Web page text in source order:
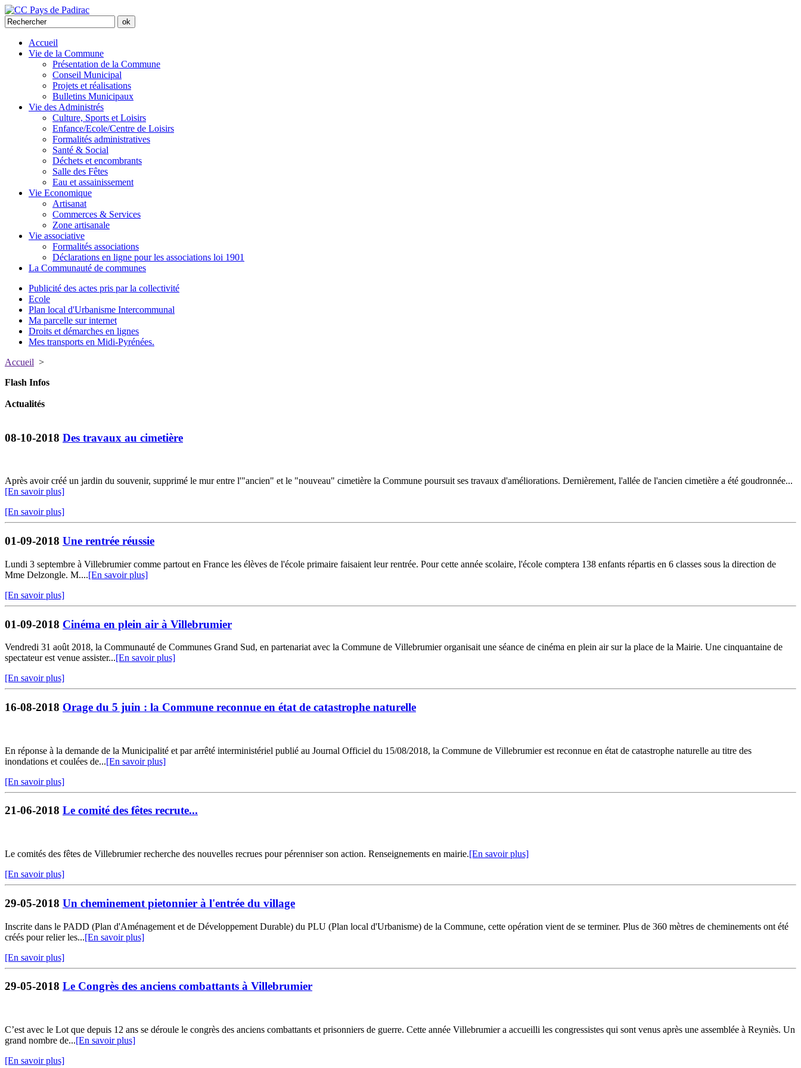
Accueil
Vie de la Commune
Présentation de la Commune
Conseil Municipal
Projets et réalisations
Bulletins Municipaux
Vie des Administrés
Culture, Sports et Loisirs
Enfance/Ecole/Centre de Loisirs
Formalités administratives
Santé & Social
Déchets et encombrants
Salle des Fêtes
Eau et assainissement
Vie Economique
Artisanat
Commerces & Services
Zone artisanale
Vie associative
Formalités associations
Déclarations en ligne pour les associations loi 1901
La Communauté de communes
Publicité des actes pris par la collectivité
Ecole
Plan local d'Urbanisme Intercommunal
Ma parcelle sur internet
Droits et démarches en lignes
Mes transports en Midi-Pyrénées.
Accueil >
Flash Infos
Actualités
08-10-2018 Des travaux au cimetière
Après avoir créé un jardin du souvenir, supprimé le mur entre l'"ancien" et le "nouveau" cimetière la Commune poursuit ses travaux d'améliorations. Dernièrement, l'allée de l'ancien cimetière a été goudronnée...
[En savoir plus]
[En savoir plus]
01-09-2018 Une rentrée réussie
Lundi 3 septembre à Villebrumier comme partout en France les élèves de l'école primaire faisaient leur rentrée. Pour cette année scolaire, l'école comptera 138 enfants répartis en 6 classes sous la direction de
Mme Delzongle. M....[En savoir plus]
[En savoir plus]
01-09-2018 Cinéma en plein air à Villebrumier
Vendredi 31 août 2018, la Communauté de Communes Grand Sud, en partenariat avec la Commune de Villebrumier organisait une séance de cinéma en plein air sur la place de la Mairie. Une cinquantaine de
spectateur est venue assister...[En savoir plus]
[En savoir plus]
16-08-2018 Orage du 5 juin : la Commune reconnue en état de catastrophe naturelle
En réponse à la demande de la Municipalité et par arrêté interministériel publié au Journal Officiel du 15/08/2018, la Commune de Villebrumier est reconnue en état de catastrophe naturelle au titre des
inondations et coulées de...[En savoir plus]
[En savoir plus]
21-06-2018 Le comité des fêtes recrute...
Le comités des fêtes de Villebrumier recherche des nouvelles recrues pour pérenniser son action. Renseignements en mairie.[En savoir plus]
[En savoir plus]
29-05-2018 Un cheminement pietonnier à l'entrée du village
Inscrite dans le PADD (Plan d'Aménagement et de Développement Durable) du PLU (Plan local d'Urbanisme) de la Commune, cette opération vient de se terminer. Plus de 360 mètres de cheminements ont été
créés pour relier les...[En savoir plus]
[En savoir plus]
29-05-2018 Le Congrès des anciens combattants à Villebrumier
C’est avec le Lot que depuis 12 ans se déroule le congrès des anciens combattants et prisonniers de guerre. Cette année Villebrumier a accueilli les congressistes qui sont venus après une assemblée à Reyniès. Un
grand nombre de...[En savoir plus]
[En savoir plus]